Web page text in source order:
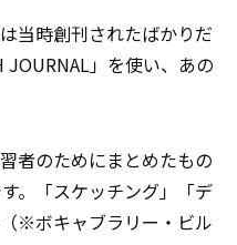
当時創刊されたばかりだ
JOURNAL」を使い、あの
者のためにまとめたもの
す。「スケッチング」「デ
※ボキャブラリー・ビル